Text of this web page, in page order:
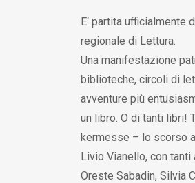
E‘ partita
regionale di Lettura.
Una manifestazione
biblioteche, circoli di
avventure più
un libro. O di tanti libri!
kermesse – lo scorso
Livio Vianello, con
Oreste Sabadin, Silvia